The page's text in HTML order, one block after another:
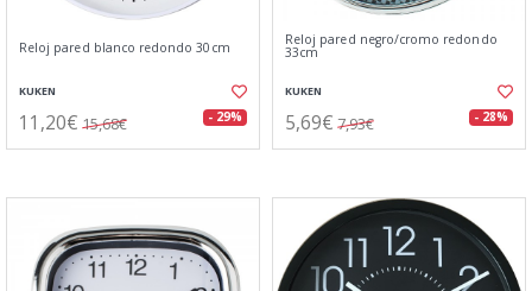
Reloj pared blanco redondo 30cm
KUKEN
11,20€ 15,68€ - 29%
Reloj pared negro/cromo redondo
33cm
KUKEN
5,69€ 7,93€ - 28%